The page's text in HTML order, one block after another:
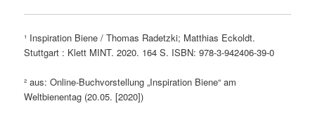
¹ Inspiration Biene / Thomas Radetzki; Matthias Eckoldt.
Stuttgart : Klett MINT. 2020. 164 S. ISBN: 978-3-942406-39-0
² aus: Online-Buchvorstellung „Inspiration Biene“ am
Weltbienentag (20.05. [2020])